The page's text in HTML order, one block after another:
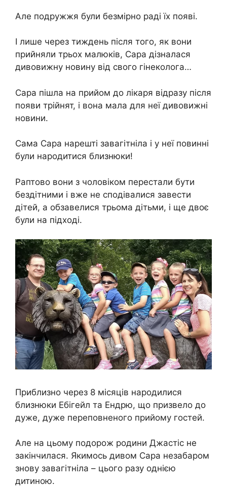
Але подружжя були безмірно раді їх появі.
І лише через тиждень після того, як вони
прийняли трьох малюків, Сара дізналася
дивовижну новину від свого гінеколога…
Сара пішла на прийом до лікаря відразу після
появи трійнят, і вона мала для неї дивовижні
новини.
Сама Сара нарешті завагітніла і у неї повинні
були народитися близнюки!
Раптово вони з чоловіком перестали бути
бездітними і вже не сподівалися завести
дітей, а обзавелися трьома дітьми, і ще двоє
були на підході.
Приблизно через 8 місяців народилися
близнюки Ебігейл та Ендрю, що призвело до
дуже, дуже переповненого прийому гостей.
Але на цьому подорож родини Джастіс не
закінчилася. Якимось дивом Сара незабаром
знову завагітніла – цього разу однією
дитиною.